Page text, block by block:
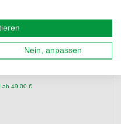
ONLINE RABATT
ab 49,00 €
Nein, anpassen